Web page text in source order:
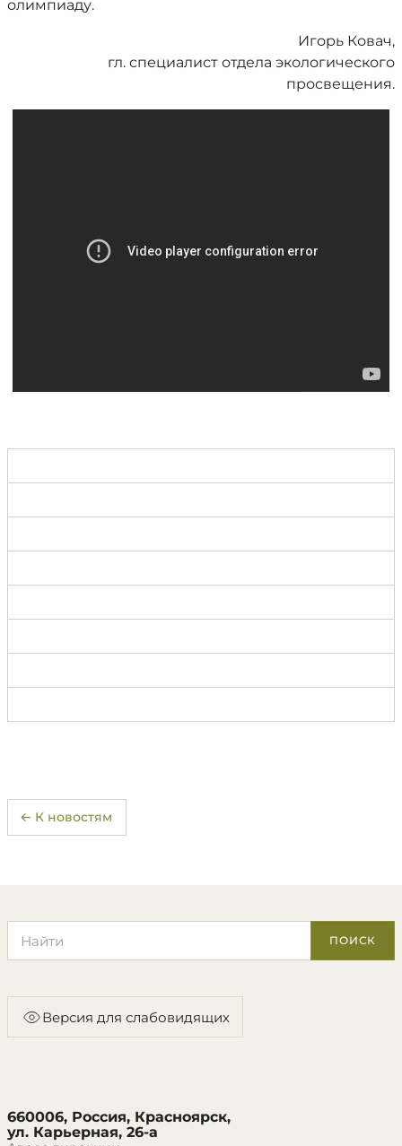
олимпиаду.
Игорь Ковач,
гл. специалист отдела экологического
просвещения.
← К новостям
ПОИСК
Версия для слабовидящих
660006, Россия, Красноярск,
ул. Карьерная, 26-а